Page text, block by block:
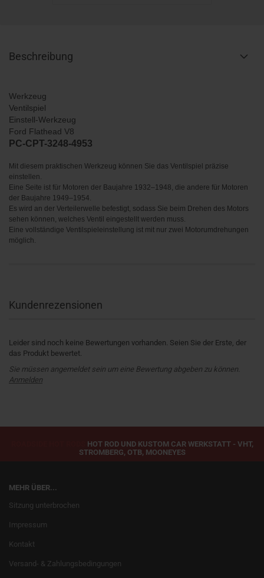
Beschreibung
Werkzeug
Ventilspiel
Einstell-Werkzeug
Ford Flathead V8
PC-CPT-3248-4953
Mit diesem praktischen Werkzeug können Sie das Ventilspiel präzise
einstellen.
Eine Seite ist für Motoren der Baujahre 1932–1948, die andere für Motoren
der Baujahre 1949–1954.
Es wird an der Verteilerwelle befestigt, sodass Sie beim Drehen des Motors
sehen können, welches Ventil eingestellt werden muss.
Eine vollständige Ventilspieleinstellung ist mit nur zwei Motorumdrehungen
möglich.
Kundenrezensionen
Leider sind noch keine Bewertungen vorhanden. Seien Sie der Erste, der
das Produkt bewertet.
Sie müssen angemeldet sein um eine Bewertung abgeben zu können.
Anmelden
HOT ROD UND KUSTOM CAR WERKSTATT - VHT,
STROMBERG, OTB, MOONEYES
MEHR ÜBER...
Sitzung unterbrochen
Impressum
Kontakt
Versand- & Zahlungsbedingungen